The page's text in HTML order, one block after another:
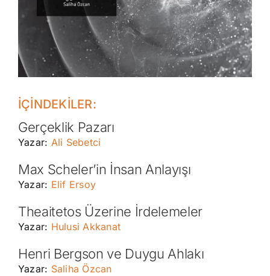
İÇİNDEKİLER:
Gerçeklik Pazarı
Yazar: Ali Sebetci
Max Scheler’in İnsan Anlayışı
Yazar: Elif Ersoy
Theaitetos Üzerine İrdelemeler
Yazar: Hulusi Akkanat
Henri Bergson ve Duygu Ahlakı
Yazar: Saliha Özcan